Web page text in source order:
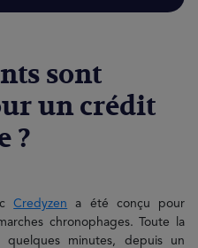
sont
un crédit
?
Credyzen a été conçu pour
chronophages. Toute la
minutes, depuis un